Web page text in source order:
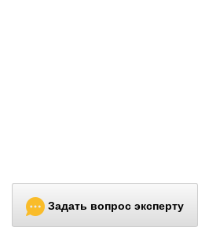
Задать вопрос эксперту